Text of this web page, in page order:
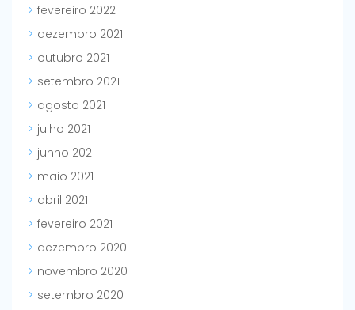
fevereiro 2022
dezembro 2021
outubro 2021
setembro 2021
agosto 2021
julho 2021
junho 2021
maio 2021
abril 2021
fevereiro 2021
dezembro 2020
novembro 2020
setembro 2020